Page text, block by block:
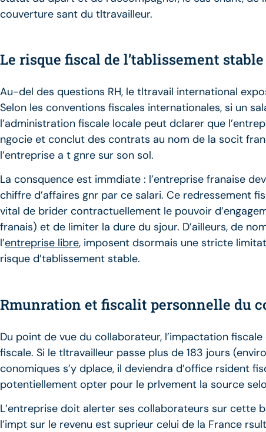
couverture sant du tltravailleur.
Le risque fiscal de l’tablissement
Au-del des questions RH, le tltravail international
Selon les conventions fiscales internationales, si un
l’administration fiscale locale peut dclarer que
ngocie et conclut des contrats au nom de la socit
l’entreprise a t gnre sur son sol.
La consquence est immdiate : l’entreprise franaise
chiffre d’affaires gnr par ce salari. Ce redressement
vital de brider contractuellement le pouvoir
franais) et de limiter la dure du sjour. D’ailleurs, de
l’entreprise libre, imposent dsormais une stricte
risque d’tablissement stable.
Rmunration et fiscalit personnelle du
Du point de vue du collaborateur, l’impactation
fiscale. Si le tltravailleur passe plus de 183 jours
conomiques s’y dplace, il deviendra d’office rsident
potentiellement opter pour le prlvement la source
L’entreprise doit alerter ses collaborateurs sur cette
l’impt sur le revenu est suprieur celui de la France